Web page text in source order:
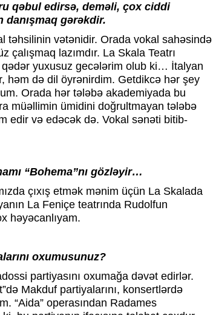
qəbul edirsə, deməli, çox ciddi
danışmaq gərəkdir.
təhsilinin vətənidir. Orada vokal sahəsində
lazımdır. La Skala Teatrı
qədər yuxusuz gecələrim olub ki… İtalyan
həm də dil öyrənirdim. Getdikcə hər şey
Orada hər tələbə akademiyada bu
müəllimin ümidini doğrultmayan tələbə
edir və edəcək də. Vokal sənəti bitib-
“Bohema”nı gözləyir…
çıxış etmək mənim üçün La Skalada
La Feniçe teatrında Rudolfun
həyəcanlıyam.
oxumusunuz?
partiyasını oxumağa dəvət edirlər.
Makduf partiyalarını, konsertlərdə
“Aida” operasından Radames